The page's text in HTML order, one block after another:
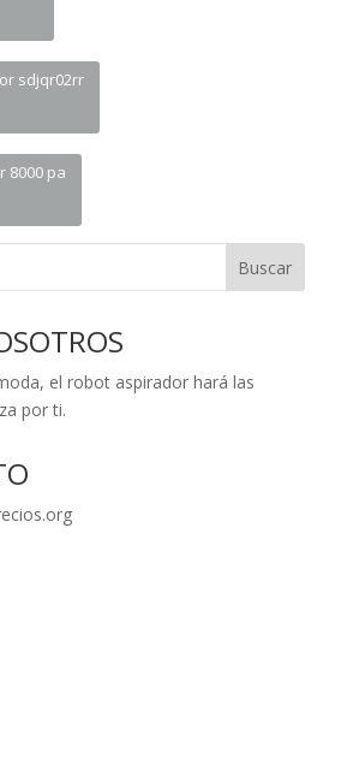
sdjqr02rr
8000 pa
Buscar
el robot aspirador hará las
por ti.